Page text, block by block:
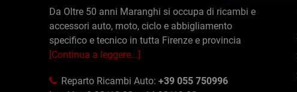
Da Oltre 50 anni Maranghi si occupa di ricambi e
accessori auto, moto, ciclo e abbigliamento
specifico e tecnico in tutta Firenze e provincia
[Continua a leggere...]
Reparto Ricambi Auto: +39 055 750996